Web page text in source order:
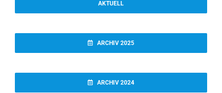
AKTUELL
ARCHIV 2025
ARCHIV 2024